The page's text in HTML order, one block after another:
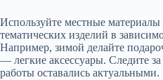
Используйте местные материалы
тематических изделий в
Например, зимой делайте
— легкие аксессуары. Следите
работы оставались актуальными.